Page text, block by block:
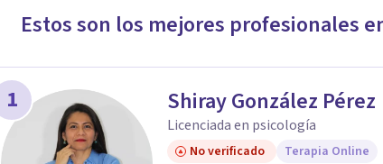
Estos son los mejores profesionales
1 Shiray González Pérez
Licenciada en psicología
No verificado Terapia Online